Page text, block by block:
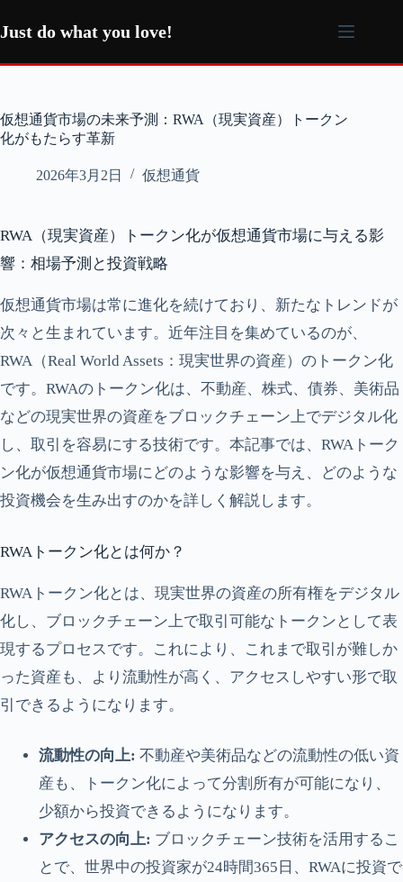
ン
ン
ス
キ
Just do what you love!
仮想通貨市場の未来予測：RWA（現実資産）トークン
化がもたらす革新
2026年3月2日 仮想通貨
RWA（現実資産）トークン化が仮想通貨市場に与える影
響：相場予測と投資戦略
仮想通貨市場は常に進化を続けており、新たなトレンドが
次々と生まれています。近年注目を集めているのが、
RWA（Real World Assets：現実世界の資産）のトークン化
です。RWAのトークン化は、不動産、株式、債券、美術品
などの現実世界の資産をブロックチェーン上でデジタル化
し、取引を容易にする技術です。本記事では、RWAトーク
ン化が仮想通貨市場にどのような影響を与え、どのような
投資機会を生み出すのかを詳しく解説します。
RWAトークン化とは何か？
RWAトークン化とは、現実世界の資産の所有権をデジタル
化し、ブロックチェーン上で取引可能なトークンとして表
現するプロセスです。これにより、これまで取引が難しか
った資産も、より流動性が高く、アクセスしやすい形で取
引できるようになります。
流動性の向上: 不動産や美術品などの流動性の低い資
産も、トークン化によって分割所有が可能になり、
少額から投資できるようになります。
アクセスの向上: ブロックチェーン技術を活用するこ
とで、世界中の投資家が24時間365日、RWAに投資で